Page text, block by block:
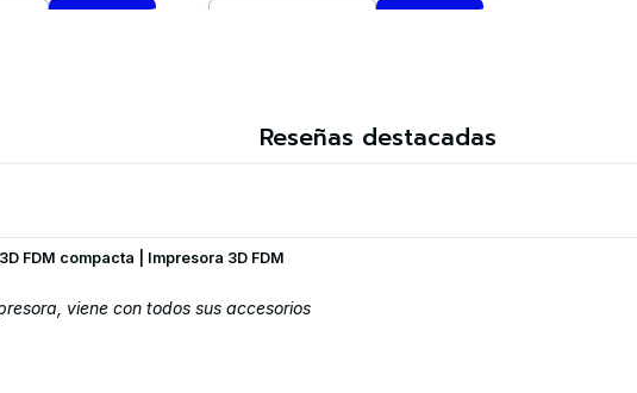
Reseñas destacadas
FDM compacta | Impresora 3D FDM
viene con todos sus accesorios